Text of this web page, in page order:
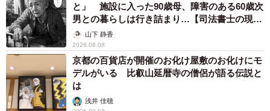
と」 施設に入った90歳母、障害のある60歳次
男との暮らしは行き詰まり…【司法書士の現場
から】山下 静香
2026.08.08
京都の百貨店が開催のお化け屋敷のお化けにモ
デルがいる 比叡山延暦寺の僧侶が語る伝説と
は
浅井 佳穂